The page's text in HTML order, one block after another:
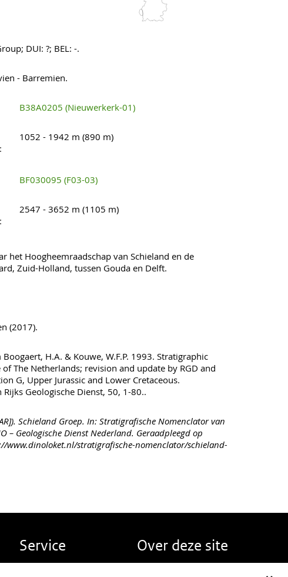
DUI: ?; BEL: -.
- Barremien.
B38A0205 (Nieuwerkerk-01)
1052 - 1942 m (890 m)
BF030095 (F03-03)
2547 - 3652 m (1105 m)
het Hoogheemraadschap van Schieland en de
Zuid-Holland, tussen Gouda en Delft.
(2017).
H.A. & Kouwe, W.F.P. 1993. Stratigraphic
The Netherlands; revision and update by RGD and
G, Upper Jurassic and Lower Cretaceous.
Rijks Geologische Dienst, 50, 1-80..
Schieland Groep. In: Stratigrafische Nomenclator van
– Geologische Dienst Nederland. Geraadpleegd op
www.dinoloket.nl/stratigrafische-nomenclator/schieland-
Service Over deze site